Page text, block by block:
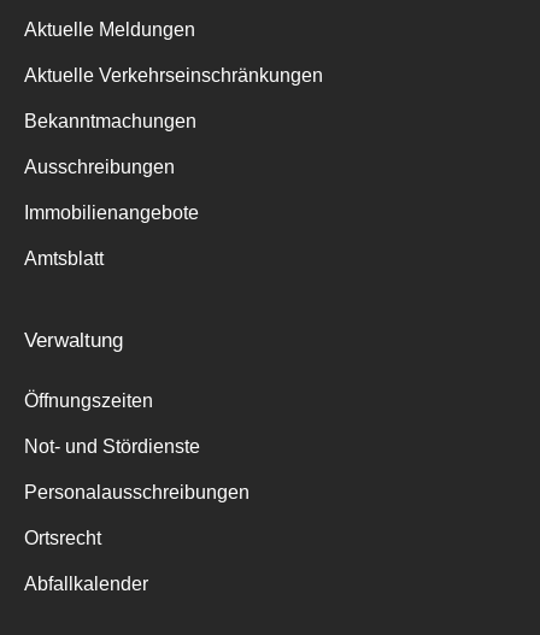
Suche
Aktuelle Meldungen
Aktuelle Verkehrseinschränkungen
Bekanntmachungen
Ausschreibungen
Immobilienangebote
Amtsblatt
Verwaltung
Öffnungszeiten
Not- und Stördienste
Personalausschreibungen
Ortsrecht
Abfallkalender